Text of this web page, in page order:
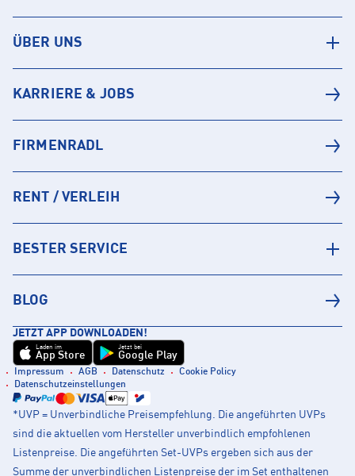
ÜBER UNS
KARRIERE & JOBS
FIRMENRADL
RENT / VERLEIH
BESTER SERVICE
BLOG
JETZT APP DOWNLOADEN!
Laden im
App Store
Jetzt bei
Google Play
Impressum AGB Datenschutz
Cookie Policy
Datenschutzeinstellungen
*UVP = Unverbindliche Preisempfehlung. Die angeführten UVPs
sind die aktuellen vom Hersteller unverbindlich empfohlenen
Listenpreise. Die angeführten Set-UVPs ergeben sich aus der
Summe der unverbindlichen Listenpreise der im Set enthaltenen